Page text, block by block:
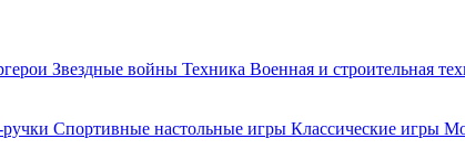
Звездные войны Техника Военная и строительная
Спортивные настольные игры Классические игры